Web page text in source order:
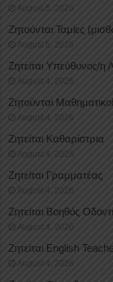
August 5, 2026
Ζητούνται Ταμίες
August 5, 2026
Ζητείται Υπεύθυνος/η
August 4, 2026
Ζητούνται Μαθηματικοί
August 4, 2026
Ζητείται Καθαρίστρια
August 4, 2026
Ζητείται Γραμματέας
August 4, 2026
Ζητείται Βοηθός
August 4, 2026
Ζητείται English
August 4, 2026